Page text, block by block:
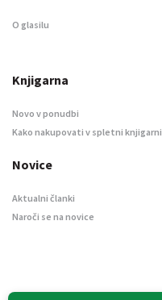
O glasilu
Knjigarna
Novo v ponudbi
Kako nakupovati v spletni knjigarni
Novice
Aktualni članki
Naroči se na novice